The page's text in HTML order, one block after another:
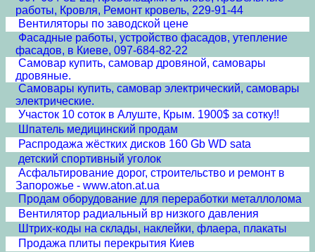
работы, Кровля, Ремонт кровель, 229-91-44
Вентиляторы по заводской цене
Фасадные работы, устройство фасадов, утепление
фасадов, в Киеве, 097-684-82-22
Самовар купить, самовар дровяной, самовары
дровяные.
Самовары купить, самовар электрический, самовары
электрические.
Участок 10 соток в Алуште, Крым. 1900$ за сотку!!
Шпатель медицинский продам
Распродажа жёстких дисков 160 Gb WD sata
детский спортивный уголок
Асфальтирование дорог, строительство и ремонт в
Запорожье - www.aton.at.ua
Продам оборудование для переработки металлолома
Вентилятор радиальный вр низкого давления
Штрих-коды на склады, наклейки, флаера, плакаты
Продажа плиты перекрытия Киев